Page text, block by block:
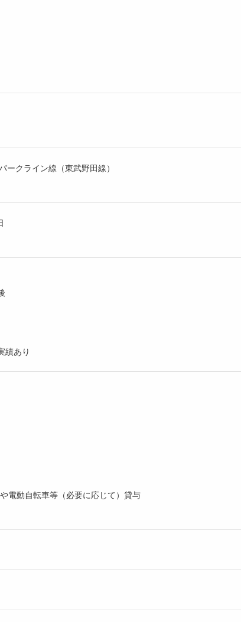
クライン線（東武野田線）
績あり
電動自転車等（必要に応じて）貸与